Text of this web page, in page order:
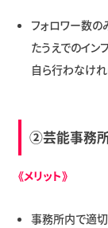
フォロワー数の
たうえでのイ
自ら行わなけ
②芸能事務
《メリット》
事務所内で適